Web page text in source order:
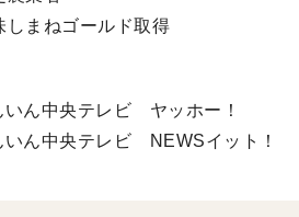
まねゴールド取得
ん中央テレビ ヤッホー！
ん中央テレビ NEWSイット！